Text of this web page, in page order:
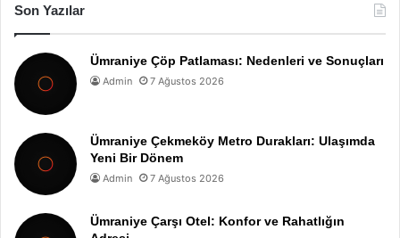
Son Yazılar
Ümraniye Çöp Patlaması: Nedenleri ve Sonuçları
Admin 7 Ağustos 2026
Ümraniye Çekmeköy Metro Durakları: Ulaşımda
Yeni Bir Dönem
Admin 7 Ağustos 2026
Ümraniye Çarşı Otel: Konfor ve Rahatlığın